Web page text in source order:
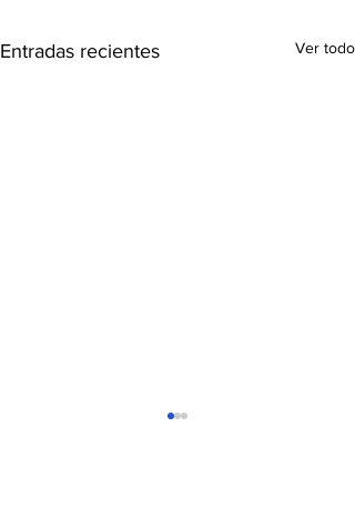
Entradas recientes Ver todo